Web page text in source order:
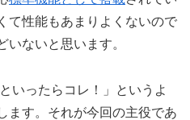
て性能もあまりよくないので
いないと思います。
いったらコレ！」というよ
ます。それが今回の主役であ